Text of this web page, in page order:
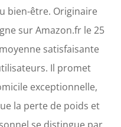
légèrement
rendre plus pratique
son utilisation. Il
plié et rangé
n'est pas utilisé, ce
d'économiser de
La fermeture éclair
tête vous donne
sans difficulté, et
poches vous
bien-être. Originaire
sur Amazon.fr le 25
satisfaisante
Il promet
exceptionnelle,
la perte de poids et